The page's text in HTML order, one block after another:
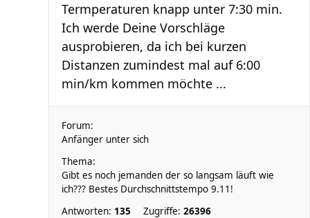
Termperaturen knapp unter 7:30 min.
Ich werde Deine Vorschläge
ausprobieren, da ich bei kurzen
Distanzen zumindest mal auf 6:00
min/km kommen möchte ...
Forum:
Anfänger unter sich
Thema:
Gibt es noch jemanden der so langsam läuft wie
ich??? Bestes Durchschnittstempo 9.11!
Antworten: 135 Zugriffe: 26396